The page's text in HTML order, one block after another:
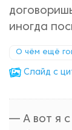
иногда
О чём ещё
Cлайд с
— А вот я с